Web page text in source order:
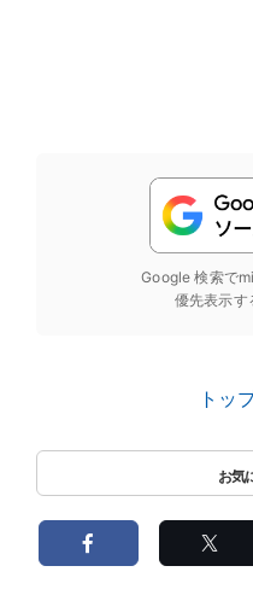
Google 検索で
優先表示す
トッ